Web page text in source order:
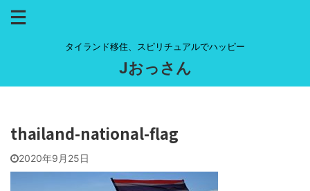
タイランド移住、スピリチュアルでハッピー
Jおっさん
thailand-national-flag
2020年9月25日